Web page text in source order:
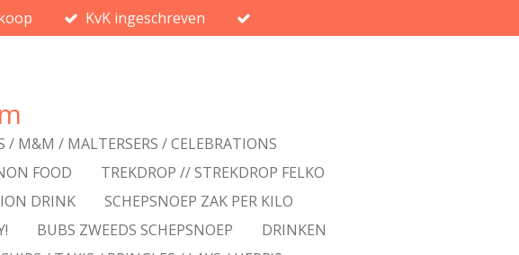
KvK ingeschreven
/ M&M / MALTERSERS / CELEBRATIONS
FOOD
TREKDROP // STREKDROP FELKO
DRINK
SCHEPSNOEP ZAK PER KILO
BUBS ZWEEDS SCHEPSNOEP
DRINKEN